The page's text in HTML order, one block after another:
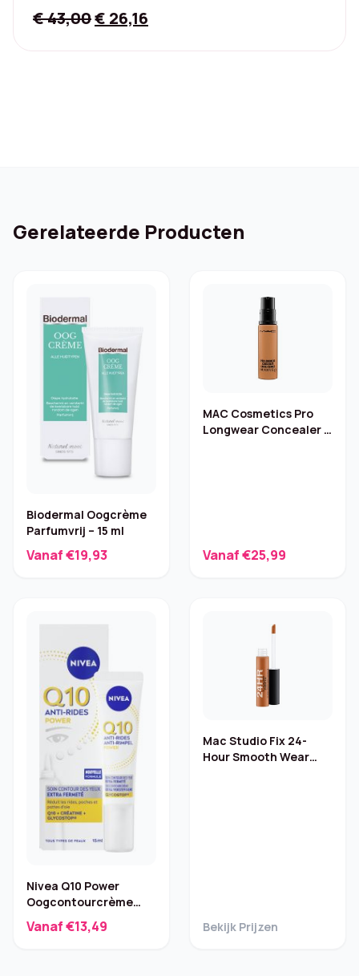
€43,00Original
€ 26,16
Gerelateerde Producten
Biodermal Oogcrème
Parfumvrij – 15 ml
Vanaf €19,93
MAC Cosmetics Pro
Longwear Concealer –
Vanaf €25,99
Nivea Q10 Power
Oogcontourcrème
met creatine 15 ml
Vanaf €13,49
Mac Studio Fix 24-
Hour Smooth Wear
Bekijk Prijzen